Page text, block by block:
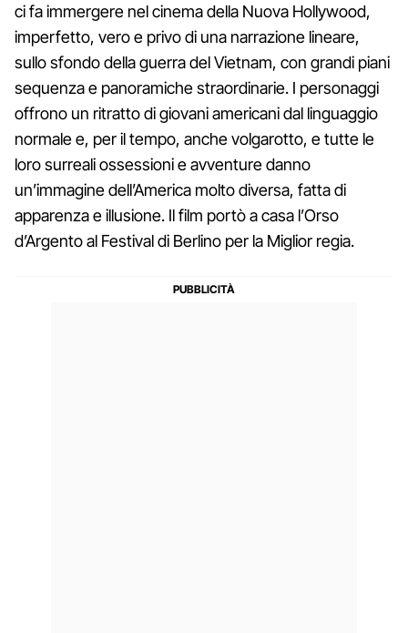
ci fa immergere nel cinema della Nuova Hollywood,
imperfetto, vero e privo di una narrazione lineare,
sullo sfondo della guerra del Vietnam, con grandi piani
sequenza e panoramiche straordinarie. I personaggi
offrono un ritratto di giovani americani dal linguaggio
normale e, per il tempo, anche volgarotto, e tutte le
loro surreali ossessioni e avventure danno
un’immagine dell’America molto diversa, fatta di
apparenza e illusione. Il film portò a casa l’Orso
d’Argento al Festival di Berlino per la Miglior regia.